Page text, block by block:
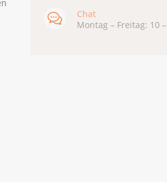
Chat
Montag – Freitag: 10